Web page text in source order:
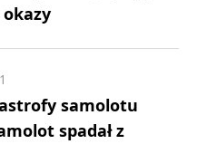
samolotu
spadał z